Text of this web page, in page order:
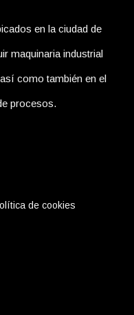
en la ciudad de
maquinaria industrial
como también en el
procesos.
de cookies